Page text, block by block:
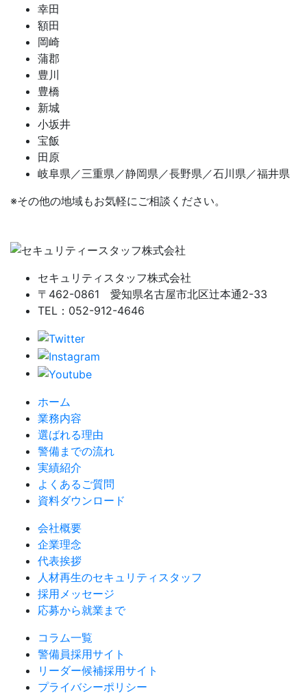
幸田
額田
岡崎
蒲郡
豊川
豊橋
新城
小坂井
宝飯
田原
岐阜県／三重県／静岡県／長野県／石川県／福井県
※その他の地域もお気軽にご相談ください。
セキュリティスタッフ株式会社
〒462-0861 愛知県名古屋市北区辻本通2-33
TEL：052-912-4646
ホーム
業務内容
選ばれる理由
警備までの流れ
実績紹介
よくあるご質問
資料ダウンロード
会社概要
企業理念
代表挨拶
人材再生のセキュリティスタッフ
採用メッセージ
応募から就業まで
コラム一覧
警備員採用サイト
リーダー候補採用サイト
プライバシーポリシー